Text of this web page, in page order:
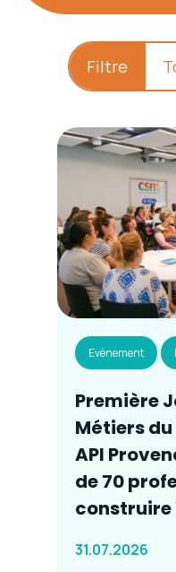
Filtre
Evènement
Première
Métiers
API
de 70
construire
31.07.2026